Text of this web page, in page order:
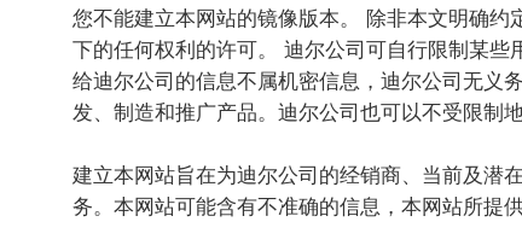
您不能建立本网站的镜像版本。 除非本文明确
下的任何权利的许可。 迪尔公司可自行限制某
给迪尔公司的信息不属机密信息，迪尔公司无义
发、制造和推广产品。迪尔公司也可以不受限制
建立本网站旨在为迪尔公司的经销商、当前及潜
务。本网站可能含有不准确的信息，本网站所提